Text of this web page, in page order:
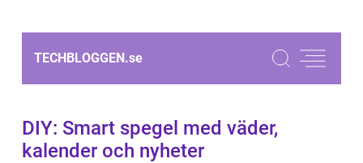
TECHBLOGGEN.se
DIY: Smart spegel med väder,
kalender och nyheter